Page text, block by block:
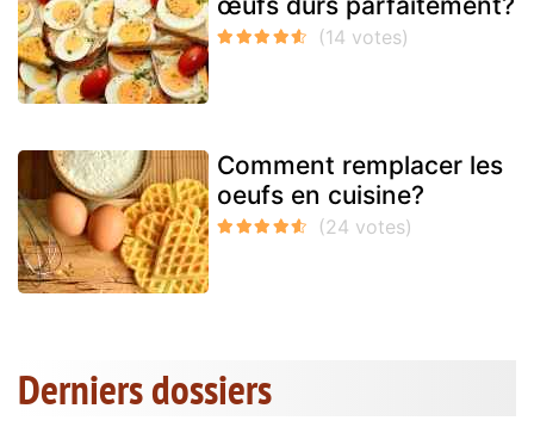
Comment remplacer les
oeufs en cuisine?
Derniers dossiers